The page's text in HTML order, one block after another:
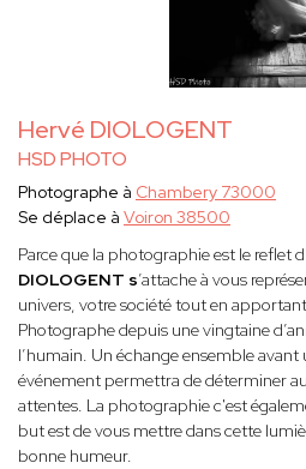
Hervé DIOLOGENT
HSD PHOTO
Photographe à Chambery 73000
Se déplace à Voiron 38500
Parce que la photographie est le reflet
DIOLOGENT s’attache à vous
univers, votre société tout en
Photographe depuis une vingtaine
l’humain. Un échange ensemble
événement permettra de déterminer
attentes. La photographie c'est
but est de vous mettre dans cette
bonne humeur.